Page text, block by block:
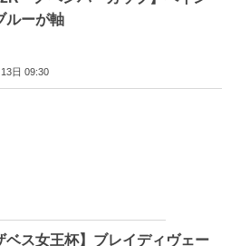
ルーが軸
日 09:30
ベス女王杯】ブレイディヴェー